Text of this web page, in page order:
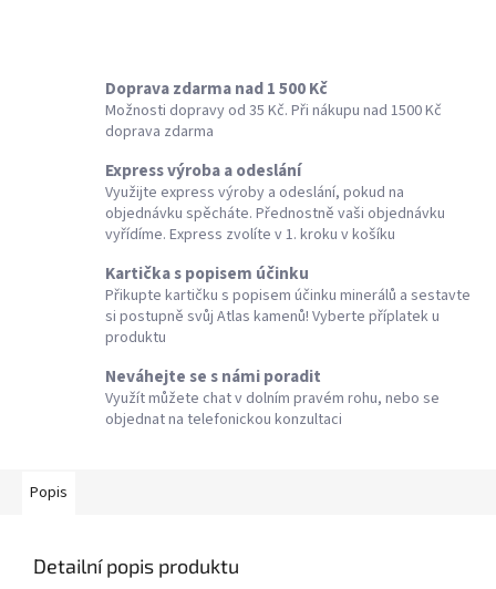
Doprava zdarma nad 1 500 Kč
Možnosti dopravy od 35 Kč. Při nákupu nad 1500 Kč
doprava zdarma
Express výroba a odeslání
Využijte express výroby a odeslání, pokud na
objednávku spěcháte. Přednostně vaši objednávku
vyřídíme. Express zvolíte v 1. kroku v košíku
Kartička s popisem účinku
Přikupte kartičku s popisem účinku minerálů a sestavte
si postupně svůj Atlas kamenů! Vyberte příplatek u
produktu
Neváhejte se s námi poradit
Využít můžete chat v dolním pravém rohu, nebo se
objednat na telefonickou konzultaci
Popis
Detailní popis produktu